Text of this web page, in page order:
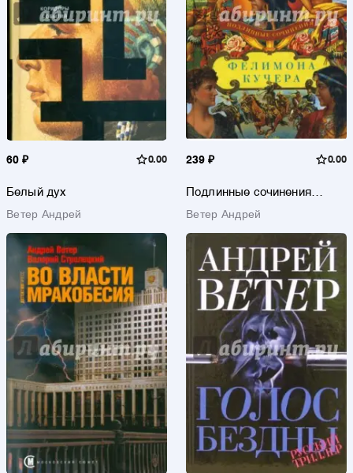
60 ₽ 0.00
Белый дух
Ветер Андрей
239 ₽ 0.00
Подлинные сочинения
Ветер Андрей